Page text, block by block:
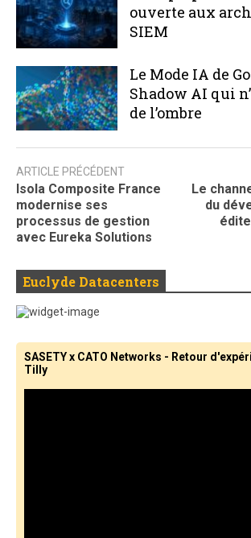
ouverte aux
SIEM
Le Mode IA de
Shadow AI qui
de l’ombre
ARTICLE PRÉCÉDENT
Isola Composite France
modernise ses
processus de gestion
avec Eureka Solutions
Le
du
Euclyde Datacenters
SASETY x CATO Networks - Retour
Tilly